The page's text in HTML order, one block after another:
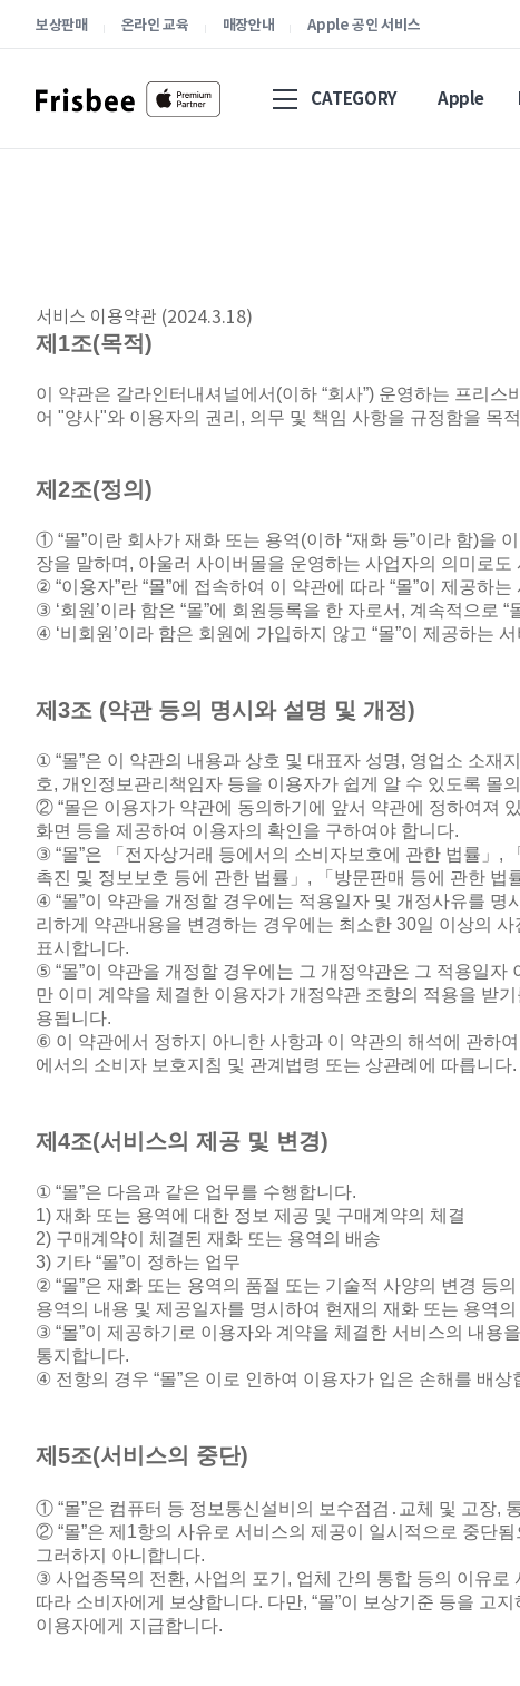
보상판매 온라인 교육 매장안내 Apple 공인 서비스
CATEGORY Apple
서비스 이용약관 (2024.3.18)
제 1조(목적)
이 약관은 갈라인터내셔널에서 (이하 “회사”) 운영하는 프리스
어 "양사"와 이용자의 권리 , 의무 및 책임 사항을 규정함을 목
제 2조(정의 )
① “몰”이란 회사가 재화 또는 용역(이하 “재화 등”이라 함)을
장을 말하며 , 아울러 사이버몰을 운영하는 사업자의 의미로도
② “이용자”란 “몰”에 접속하여 이 약관에 따라 “몰”이 제공하는
③ ‘회원 ’이라 함은 “몰”에 회원등록을 한 자로서 , 계속적으로 “
④ ‘비회원 ’이라 함은 회원에 가입하지 않고 “몰”이 제공하는
제 3조 (약관 등의 명시와 설명 및 개정)
① “몰”은 이 약관의 내용과 상호 및 대표자 성명, 영업소 소재
호, 개인정보관리책임자 등을 이용자가 쉽게 알 수 있도록 몰
② “몰은 이용자가 약관에 동의하기에 앞서 약관에 정하여져
화면 등을 제공하여 이용자의 확인을 구하여야 합니다.
③ “몰”은 「전자상거래 등에서의 소비자보호에 관한 법률」 ,
촉진 및 정보보호 등에 관한 법률」 , 「방문판매 등에 관한 법
④ “몰”이 약관을 개정할 경우에는 적용일자 및 개정사유를
리하게 약관내용을 변경하는 경우에는 최소한 30일 이상의
표시합니다.
⑤ “몰”이 약관을 개정할 경우에는 그 개정약관은 그 적용일
만 이미 계약을 체결한 이용자가 개정약관 조항의 적용을 받기
용됩니다.
⑥ 이 약관에서 정하지 아니한 사항과 이 약관의 해석에 관하
에서의 소비자 보호지침 및 관계법령 또는 상관례에 따릅니다.
제 4조(서비스의 제공 및 변경)
① “몰”은 다음과 같은 업무를 수행합니다.
1) 재화 또는 용역에 대한 정보 제공 및 구매계약의 체결
2) 구매계약이 체결된 재화 또는 용역의 배송
3) 기타 “몰”이 정하는 업무
② “몰”은 재화 또는 용역의 품절 또는 기술적 사양의 변경 등
용역의 내용 및 제공일자를 명시하여 현재의 재화 또는 용역
③ “몰”이 제공하기로 이용자와 계약을 체결한 서비스의 내용
통지합니다.
④ 전항의 경우 “몰”은 이로 인하여 이용자가 입은 손해를 배상
제 5조(서비스의 중단)
① “몰”은 컴퓨터 등 정보통신설비의 보수점검 ․ 교체 및 고장,
② “몰”은 제 1항의 사유로 서비스의 제공이 일시적으로 중단됨
그러하지 아니합니다.
③ 사업종목의 전환, 사업의 포기 , 업체 간의 통합 등의 이유로
따라 소비자에게 보상합니다. 다만, “몰”이 보상기준 등을 고
이용자에게 지급합니다.